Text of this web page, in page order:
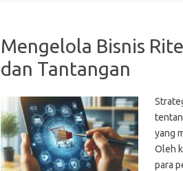
Mengelola Bisnis
dan Tantangan
yang
Oleh
para